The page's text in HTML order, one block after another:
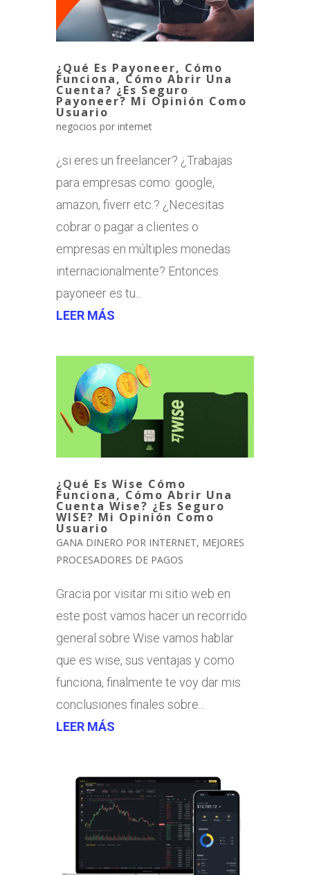
¿Qué Es Payoneer, Cómo
Funciona, Cómo Abrir Una
Cuenta? ¿Es Seguro
Payoneer? Mi Opinión Como
Usuario
negocios por internet
¿si eres un freelancer? ¿Trabajas
para empresas como: google,
amazon, fiverr etc.? ¿Necesitas
cobrar o pagar a clientes o
empresas en múltiples monedas
internacionalmente? Entonces
payoneer es tu...
LEER MÁS
¿Qué Es Wise Cómo
Funciona, Cómo Abrir Una
Cuenta Wise? ¿Es Seguro
WISE? Mi Opinión Como
Usuario
GANA DINERO POR INTERNET, MEJORES
PROCESADORES DE PAGOS
Gracia por visitar mi sitio web en
este post vamos hacer un recorrido
general sobre Wise vamos hablar
que es wise, sus ventajas y como
funciona, finalmente te voy dar mis
conclusiones finales sobre...
LEER MÁS